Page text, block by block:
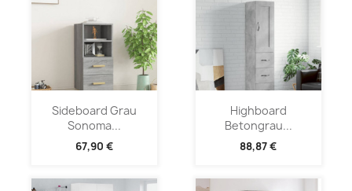
Sideboard Grau
Sonoma...
67,90 €
Highboard
Betongrau...
88,87 €